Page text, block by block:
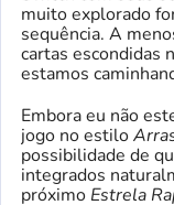
muito explorado
sequência. A
cartas escondidas
estamos
Embora eu não
jogo no estilo
possibilidade de
integrados
próximo Estrela